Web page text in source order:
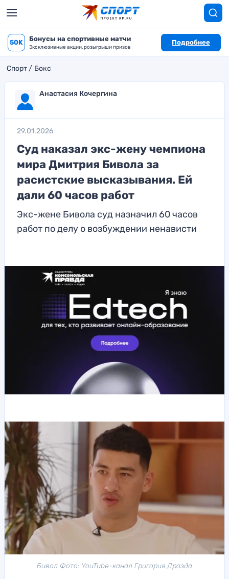
50K Бонусы на спортивные матчи
Эксклюзивные акции, розыгрыши призов
Подробнее
Спорт Бокс
Анастасия Кочергина
29.01.2026
Суд наказал экс-жену чемпиона
мира Дмитрия Бивола за
расистские высказывания. Ей
дали 60 часов работ
Экс-жене Бивола суд назначил 60 часов
работ по делу о возбуждении ненависти
Бивол Фото: YouTube-канал Григория Дрозда